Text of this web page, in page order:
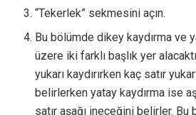
“Tekerlek” sekmesini açın.
Bu bölümde dikey kaydırma ve
üzere iki farklı başlık yer
yukarı kaydırırken kaç satır
belirlerken yatay kaydırma ise
satır aşağı ineceğini belirler.